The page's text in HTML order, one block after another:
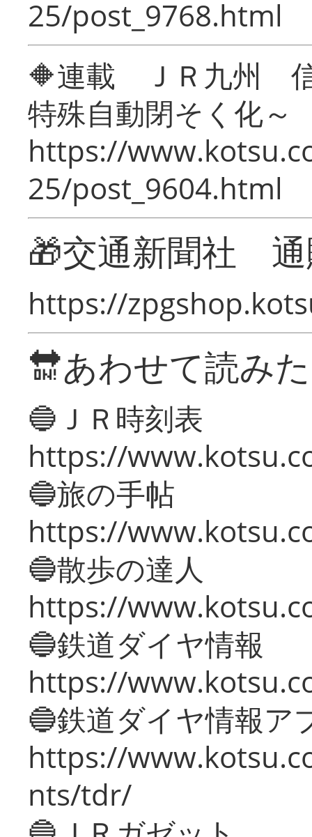
25/post_9768.html
🔶連載 ＪＲ九州 信
特殊自動閉そく化～
https://
25/post_9604.html
🎁交通新聞社
https://
🔛あわせて読み
🔵ＪＲ時刻表
https://
🔵旅の手帖
https://
🔵散歩の達人
https://
🔵鉄道ダイヤ情報
https://
🔵鉄道ダイヤ情報ア
https://
nts/tdr/